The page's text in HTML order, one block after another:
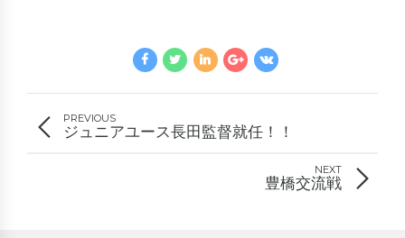
PREVIOUS
ジュニアユース長田監督就任！！
NEXT
豊橋交流戦